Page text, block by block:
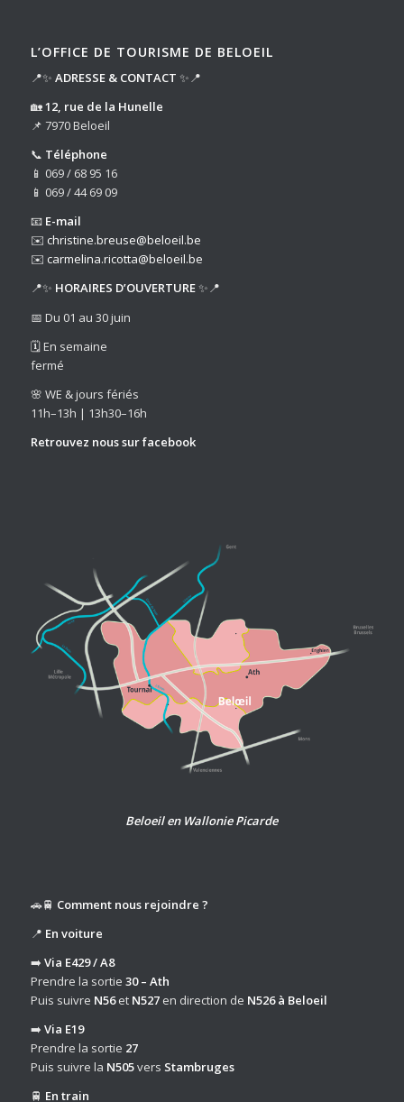
L’OFFICE DE TOURISME DE BELOEIL
📍✨ ADRESSE & CONTACT ✨📍
🏡12, rue de la Hunelle
📌 7970 Beloeil
📞 Téléphone
📱 069 / 68 95 16
📱 069 / 44 69 09
📧 E-mail
✉️ christine.breuse@beloeil.be
✉️ carmelina.ricotta@beloeil.be
📍✨ HORAIRES D’OUVERTURE✨📍
📅 Du 01 au 30 juin
🗓️ En semaine
fermé
🌸 WE & jours fériés
11h–13h | 13h30–16h
Retrouvez nous surfacebook
Beloeil en Wallonie Picarde
🚗🚆 Comment nous rejoindre ?
📍 En voiture
➡️ Via E429 / A8
Prendre la sortie 30 – Ath
Puis suivre N56et N527en direction de N526 à Beloeil
➡️ Via E19
Prendre la sortie 27
Puis suivre la N505vers Stambruges
🚆 En train